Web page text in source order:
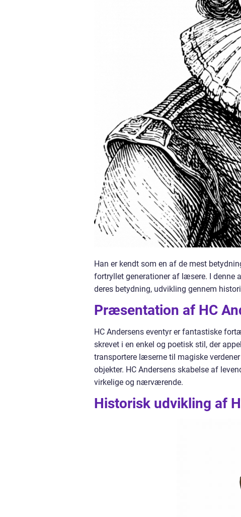
Han er kendt som en af de mest
fortryllet generationer af læsere. I denne
deres betydning, udvikling gennem
Præsentation af HC
HC Andersens eventyr er fantastiske
skrevet i en enkel og poetisk stil, der
transportere læserne til magiske
objekter. HC Andersens skabelse af
virkelige og nærværende.
Historisk udvikling af